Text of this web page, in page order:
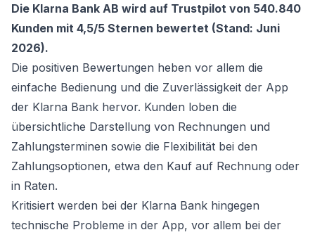
Die Klarna Bank AB wird auf Trustpilot von 540.840
Kunden mit 4,5/5 Sternen bewertet (Stand: Juni
2026).
Die positiven Bewertungen heben vor allem die
einfache Bedienung und die Zuverlässigkeit der App
der Klarna Bank hervor. Kunden loben die
übersichtliche Darstellung von Rechnungen und
Zahlungsterminen sowie die Flexibilität bei den
Zahlungsoptionen, etwa den Kauf auf Rechnung oder
in Raten.
Kritisiert werden bei der Klarna Bank hingegen
technische Probleme in der App, vor allem bei der